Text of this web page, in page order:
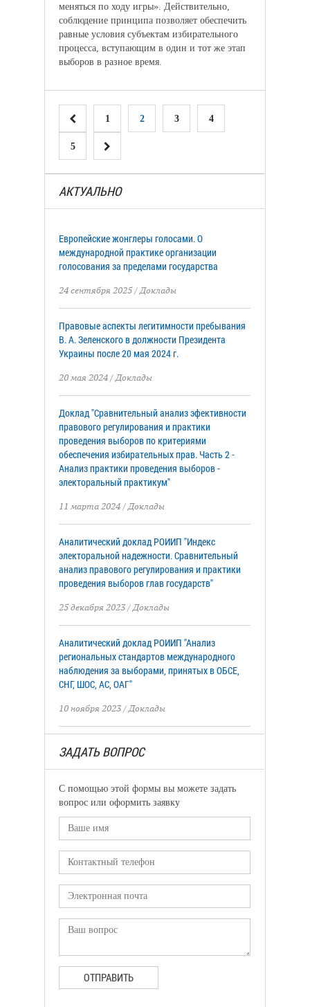
меняться по ходу игры». Действительно,
соблюдение принципа позволяет обеспечить
равные условия субъектам избирательного
процесса, вступающим в один и тот же этап
выборов в разное время.
1 2 3 4
5
АКТУАЛЬНО
Европейские жонглеры голосами. О
международной практике организации
голосования за пределами государства
24 сентября 2025/Доклады
Правовые аспекты легитимности пребывания
В. А. Зеленского в должности Президента
Украины после 20 мая 2024 г.
20 мая 2024 /Доклады
Доклад "Сравнительный анализ эфективности
правового регулирования и практики
проведения выборов по критериями
обеспечения избирательных прав. Часть 2 -
Анализ практики проведения выборов -
электоральный практикум"
11 марта 2024 /Доклады
Аналитический доклад РОИИП "Индекс
электоральной надежности. Сравнительный
анализ правового регулирования и практики
проведения выборов глав государств"
25 декабря 2023 /Доклады
Аналитический доклад РОИИП "Анализ
региональных стандартов международного
наблюдения за выборами, принятых в ОБСЕ,
СНГ, ШОС, АС, ОАГ"
10 ноября 2023 /Доклады
ЗАДАТЬ ВОПРОС
С помощью этой формы вы можете задать
вопрос или оформить заявку
ОТПРАВИТЬ